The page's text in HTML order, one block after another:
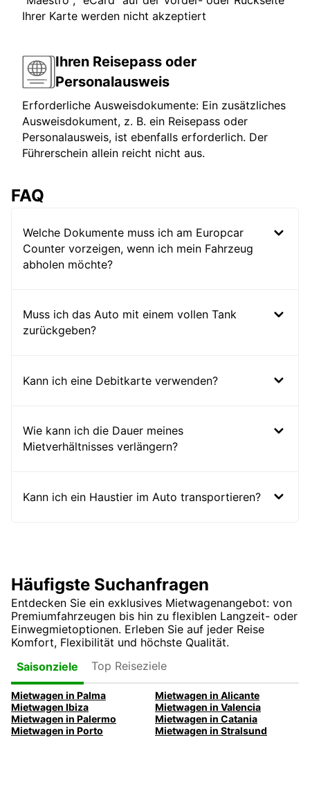
Ihrer Karte werden nicht akzeptiert
Ihren Reisepass oder
Personalausweis
Erforderliche Ausweisdokumente: Ein zusätzliches
Ausweisdokument, z. B. ein Reisepass oder
Personalausweis, ist ebenfalls erforderlich. Der
Führerschein allein reicht nicht aus.
FAQ
Welche Dokumente muss ich am Europcar
Counter vorzeigen, wenn ich mein Fahrzeug
abholen möchte?
Muss ich das Auto mit einem vollen Tank
zurückgeben?
Kann ich eine Debitkarte verwenden?
Wie kann ich die Dauer meines
Mietverhältnisses verlängern?
Kann ich ein Haustier im Auto transportieren?
Häufigste Suchanfragen
Entdecken Sie ein exklusives Mietwagenangebot: von
Premiumfahrzeugen bis hin zu flexiblen Langzeit- oder
Einwegmietoptionen. Erleben Sie auf jeder Reise
Komfort, Flexibilität und höchste Qualität.
Saisonziele
Top Reiseziele
Mietwagen in Palma
Mietwagen in Alicante
Mietwagen Ibiza
Mietwagen in Valencia
Mietwagen in Palermo
Mietwagen in Catania
Mietwagen in Porto
Mietwagen in Stralsund